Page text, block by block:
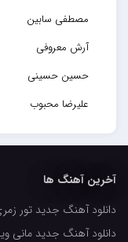
مصطفی سابین
آرش معروفی
حسین حسینی
علیرضا محبوب
حسین حصارکی
کاپیتان
مجید رضوی
آخرین آهنگ ها
دانلود آهنگ جدید تور
دانلود آهنگ جدید مانی